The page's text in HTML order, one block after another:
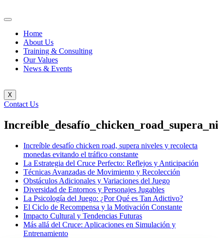
Home
About Us
Training & Consulting
Our Values
News & Events
X
Contact Us
Increíble desafío chicken road, supera niveles y recolecta
monedas evitando el tráfico constante
La Estrategia del Cruce Perfecto: Reflejos y Anticipación
Técnicas Avanzadas de Movimiento y Recolección
Obstáculos Adicionales y Variaciones del Juego
Diversidad de Entornos y Personajes Jugables
La Psicología del Juego: ¿Por Qué es Tan Adictivo?
El Ciclo de Recompensa y la Motivación Constante
Impacto Cultural y Tendencias Futuras
Más allá del Cruce: Aplicaciones en Simulación y
Entrenamiento